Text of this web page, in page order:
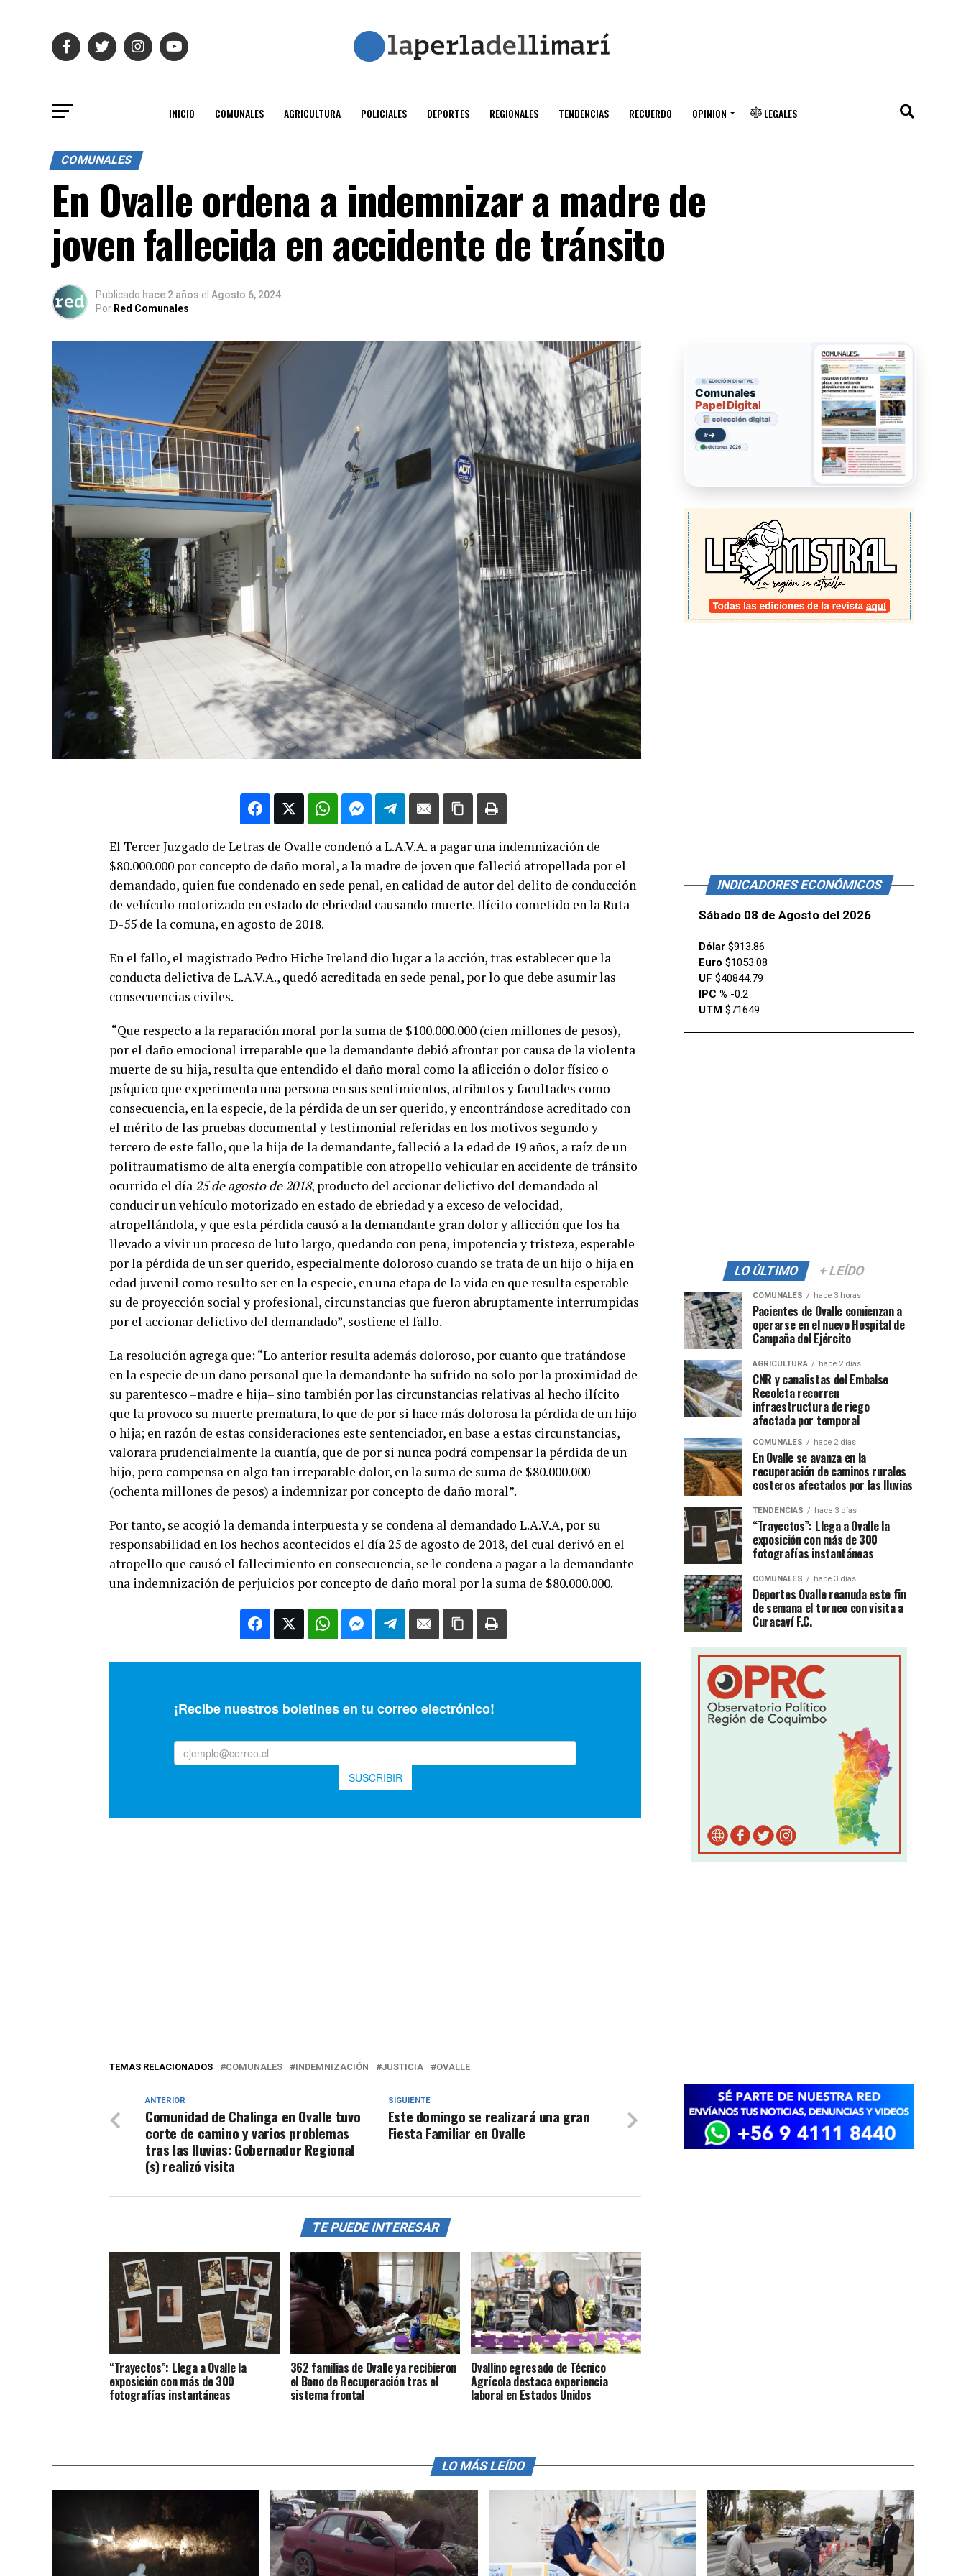
INICIO COMUNALES AGRICULTURA POLICIALES DEPORTES REGIONALES TENDENCIAS RECUERDO OPINION LEGALES
COMUNALES
En Ovalle ordena a indemnizar a madre de
joven fallecida en accidente de tránsito
Publicado hace 2 años el Agosto 6, 2024
Por Red Comunales
El Tercer Juzgado de Letras de Ovalle condenó a L.A.V.A. a pagar una indemnización de
$80.000.000 por concepto de daño moral, a la madre de joven que falleció atropellada por el
demandado, quien fue condenado en sede penal, en calidad de autor del delito de conducción
de vehículo motorizado en estado de ebriedad causando muerte. Ilícito cometido en la Ruta
D-55 de la comuna, en agosto de 2018.
En el fallo, el magistrado Pedro Hiche Ireland dio lugar a la acción, tras establecer que la
conducta delictiva de L.A.V.A., quedó acreditada en sede penal, por lo que debe asumir las
consecuencias civiles.
“Que respecto a la reparación moral por la suma de $100.000.000 (cien millones de pesos),
por el daño emocional irreparable que la demandante debió afrontar por causa de la violenta
muerte de su hija, resulta que entendido el daño moral como la aflicción o dolor físico o
psíquico que experimenta una persona en sus sentimientos, atributos y facultades como
consecuencia, en la especie, de la pérdida de un ser querido, y encontrándose acreditado con
el mérito de las pruebas documental y testimonial referidas en los motivos segundo y
tercero de este fallo, que la hija de la demandante, falleció a la edad de 19 años, a raíz de un
politraumatismo de alta energía compatible con atropello vehicular en accidente de tránsito
ocurrido el día 25 de agosto de 2018, producto del accionar delictivo del demandado al
conducir un vehículo motorizado en estado de ebriedad y a exceso de velocidad,
atropellándola, y que esta pérdida causó a la demandante gran dolor y aflicción que los ha
llevado a vivir un proceso de luto largo, quedando con pena, impotencia y tristeza, esperable
por la pérdida de un ser querido, especialmente doloroso cuando se trata de un hijo o hija en
edad juvenil como resulto ser en la especie, en una etapa de la vida en que resulta esperable
su de proyección social y profesional, circunstancias que fueron abruptamente interrumpidas
por el accionar delictivo del demandado”, sostiene el fallo.
La resolución agrega que: “Lo anterior resulta además doloroso, por cuanto que tratándose
en la especie de un daño personal que la demandante ha sufrido no solo por la proximidad de
su parentesco –madre e hija– sino también por las circunstancias relativas al hecho ilícito
que la provoco su muerte prematura, lo que de por si hace más dolorosa la pérdida de un hijo
o hija; en razón de estas consideraciones este sentenciador, en base a estas circunstancias,
valorara prudencialmente la cuantía, que de por si nunca podrá compensar la pérdida de un
hijo, pero compensa en algo tan irreparable dolor, en la suma de suma de $80.000.000
(ochenta millones de pesos) a indemnizar por concepto de daño moral”.
Por tanto, se acogió la demanda interpuesta y se condena al demandado L.A.V.A, por su
responsabilidad en los hechos acontecidos el día 25 de agosto de 2018, del cual derivó en el
atropello que causó el fallecimiento en consecuencia, se le condena a pagar a la demandante
una indemnización de perjuicios por concepto de daño moral por la suma de $80.000.000.
TEMAS RELACIONADOS COMUNALES INDEMNIZACIÓN JUSTICIA OVALLE
SIGUIENTE
Este domingo se realizará una gran
Fiesta Familiar en Ovalle
ANTERIOR
Comunidad de Chalinga en Ovalle tuvo
corte de camino y varios problemas
tras las lluvias: Gobernador Regional
(s) realizó visita
TE PUEDE INTERESAR
“Trayectos”: Llega a Ovalle la
exposición con más de 300
fotografías instantáneas
362 familias de Ovalle ya recibieron
el Bono de Recuperación tras el
sistema frontal
Ovallino egresado de Técnico
Agrícola destaca experiencia
laboral en Estados Unidos
EDICIÓN DIGITAL
Comunales
Papel Digital
colección digital
Ir→
ediciones 2026
INDICADORES ECONÓMICOS
Sábado 08 de Agosto del 2026
Dólar $913.86
Euro $1053.08
UF $40844.79
IPC % -0.2
UTM $71649
LO ÚLTIMO + LEÍDO
COMUNALES hace 3 horas
Pacientes de Ovalle comienzan a
operarse en el nuevo Hospital de
Campaña del Ejército
AGRICULTURA hace 2 días
CNR y canalistas del Embalse
Recoleta recorren
infraestructura de riego
afectada por temporal
COMUNALES hace 2 días
En Ovalle se avanza en la
recuperación de caminos rurales
costeros afectados por las lluvias
TENDENCIAS hace 3 días
“Trayectos”: Llega a Ovalle la
exposición con más de 300
fotografías instantáneas
COMUNALES hace 3 días
Deportes Ovalle reanuda este fin
de semana el torneo con visita a
Curacaví F.C.
LO MÁS LEÍDO